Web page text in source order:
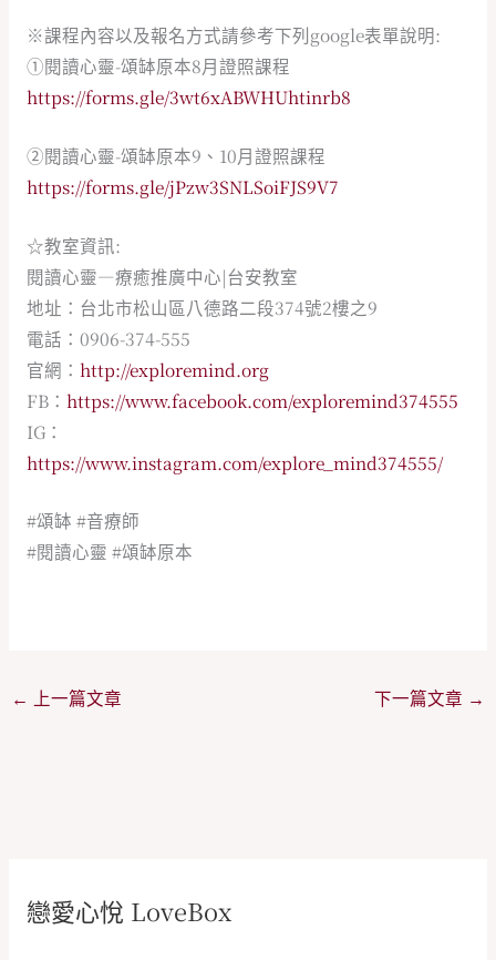
※課程內容以及報名方式請參考下列google表單說明:
①閱讀心靈-頌缽原本8月證照課程
https://forms.gle/3wt6xABWHUhtinrb8
②閱讀心靈-頌缽原本9、10月證照課程
https://forms.gle/jPzw3SNLSoiFJS9V7
☆教室資訊:
閱讀心靈—療癒推廣中心|台安教室
地址：台北市松山區八德路二段374號2樓之9
電話：0906-374-555
官網： http://exploremind.org
FB： https://www.facebook.com/exploremind374555
IG：
https://www.instagram.com/explore_mind374555/
#頌缽 #音療師
#閱讀心靈 #頌缽原本
← 上一篇文章 下一篇文章 →
戀愛心悅 LoveBox